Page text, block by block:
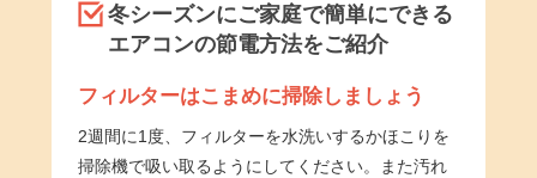
冬シーズンにご家庭で簡単にできる
エアコンの節電方法をご紹介
フィルターはこまめに掃除しましょう
2週間に1度、フィルターを水洗いするかほこりを
掃除機で吸い取るようにしてください。また汚れ